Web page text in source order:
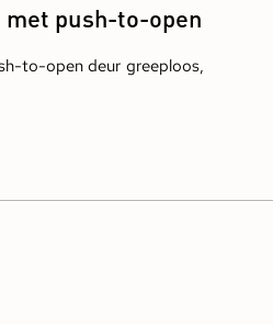
push-to-open
to-open deur greeploos,